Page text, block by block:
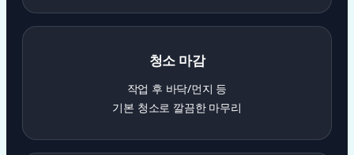
청소 마감
작업 후 바닥/먼지 등
기본 청소로 깔끔한 마무리